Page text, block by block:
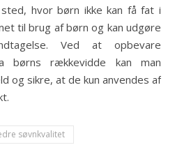
hvor børn ikke kan få fat i
til brug af børn og kan udgøre
Ved at opbevare
børns rækkevidde kan man
og sikre, at de kun anvendes af
søvnkvalitet